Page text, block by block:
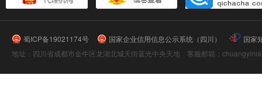
蜀ICP备19021174号 国家企业信用信息公示系统（四川）
国家
地址：四川省成都市金牛区龙湖北城天街蓝光中央天地 客服邮箱：